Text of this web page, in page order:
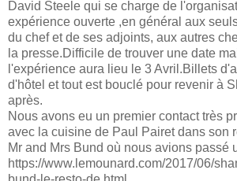
David Steele qui se charge de
expérience ouverte ,en général aux
du chef et de ses adjoints, aux autres
la presse.Difficile de trouver une date
l'expérience aura lieu le 3 Avril.Billets
d'hôtel et tout est bouclé pour revenir à
après.
Nous avons eu un premier contact très
avec la cuisine de Paul Pairet dans son
Mr and Mrs Bund où nous avions passé
https://www.lemounard.com/2017/06/